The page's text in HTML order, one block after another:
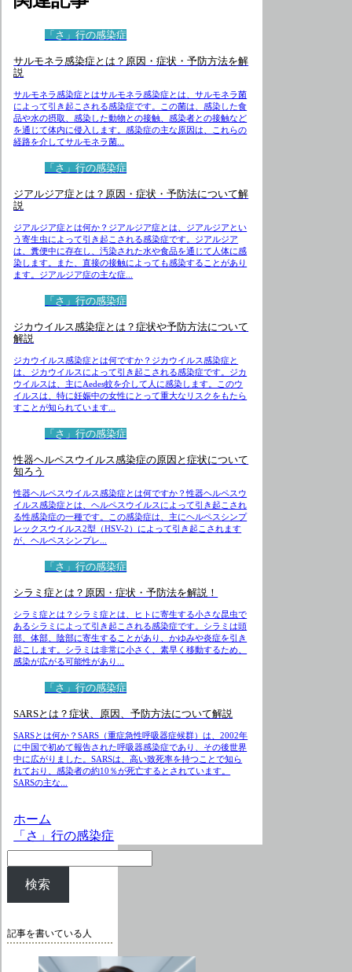
「さ」行の感染症
サルモネラ感染症とは？原因・症状・予防方法を解
説
サルモネラ感染症とはサルモネラ感染症とは、サルモネラ菌
によって引き起こされる感染症です。この菌は、感染した食
品や水の摂取、感染した動物との接触、感染者との接触など
を通じて体内に侵入します。感染症の主な原因は、これらの
経路を介してサルモネラ菌...
「さ」行の感染症
ジアルジア症とは？原因・症状・予防法について解
説
ジアルジア症とは何か？ジアルジア症とは、ジアルジアとい
う寄生虫によって引き起こされる感染症です。ジアルジア
は、糞便中に存在し、汚染された水や食品を通じて人体に感
染します。また、直接の接触によっても感染することがあり
ます。ジアルジア症の主な症...
「さ」行の感染症
ジカウイルス感染症とは？症状や予防方法について
解説
ジカウイルス感染症とは何ですか？ジカウイルス感染症と
は、ジカウイルスによって引き起こされる感染症です。ジカ
ウイルスは、主にAedes蚊を介して人に感染します。このウ
イルスは、特に妊娠中の女性にとって重大なリスクをもたら
すことが知られています...
「さ」行の感染症
性器ヘルペスウイルス感染症の原因と症状について
知ろう
性器ヘルペスウイルス感染症とは何ですか？性器ヘルペスウ
イルス感染症とは、ヘルペスウイルスによって引き起こされ
る性感染症の一種です。この感染症は、主にヘルペスシンプ
レックスウイルス2型（HSV-2）によって引き起こされます
が、ヘルペスシンプレ...
「さ」行の感染症
シラミ症とは？原因・症状・予防法を解説！
シラミ症とは？シラミ症とは、ヒトに寄生する小さな昆虫で
あるシラミによって引き起こされる感染症です。シラミは頭
部、体部、陰部に寄生することがあり、かゆみや炎症を引き
起こします。シラミは非常に小さく、素早く移動するため、
感染が広がる可能性があり...
「さ」行の感染症
SARSとは？症状、原因、予防方法について解説
SARSとは何か？SARS（重症急性呼吸器症候群）は、2002年
に中国で初めて報告された呼吸器感染症であり、その後世界
中に広がりました。SARSは、高い致死率を持つことで知ら
れており、感染者の約10％が死亡するとされています。
SARSの主な...
ホーム
「さ」行の感染症
検索
記事を書いている人